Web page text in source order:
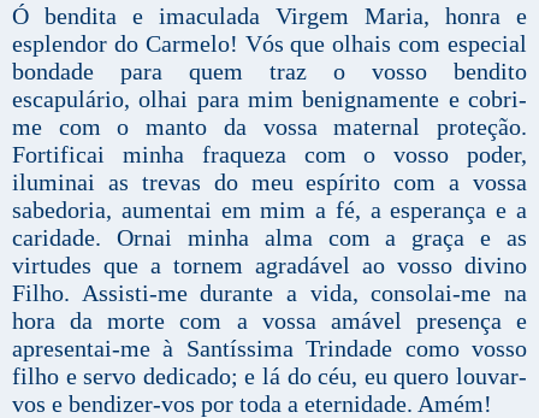
Ó bendita e imaculada Virgem Maria, honra e
esplendor do Carmelo! Vós que olhais com especial
bondade para quem traz o vosso bendito
escapulário, olhai para mim benignamente e cobri-
me com o manto da vossa maternal proteção.
Fortificai minha fraqueza com o vosso poder,
iluminai as trevas do meu espírito com a vossa
sabedoria, aumentai em mim a fé, a esperança e a
caridade. Ornai minha alma com a graça e as
virtudes que a tornem agradável ao vosso divino
Filho. Assisti-me durante a vida, consolai-me na
hora da morte com a vossa amável presença e
apresentai-me à Santíssima Trindade como vosso
filho e servo dedicado; e lá do céu, eu quero louvar-
vos e bendizer-vos por toda a eternidade. Amém!